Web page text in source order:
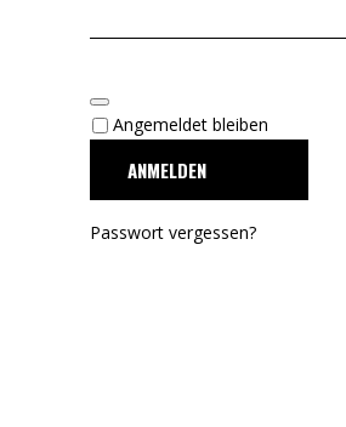
Angemeldet bleiben
ANMELDEN
Passwort vergessen?